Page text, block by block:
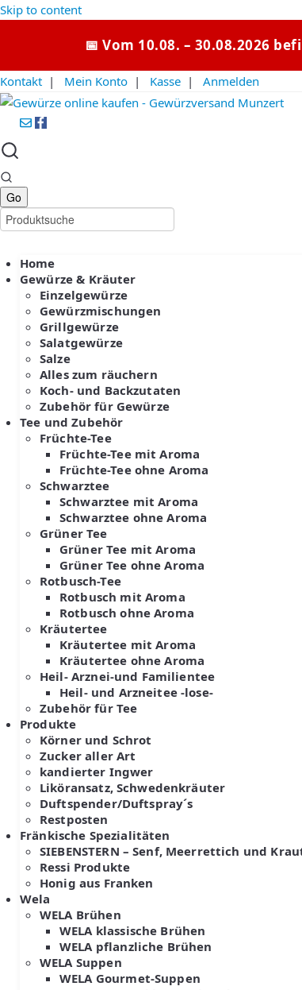
Skip to content
📅 Vom 10.08. – 30.08.2026
Kontakt | Mein Konto | Kasse | Anmelden
Home
Gewürze & Kräuter
Einzelgewürze
Gewürzmischungen
Grillgewürze
Salatgewürze
Salze
Alles zum räuchern
Koch- und Backzutaten
Zubehör für Gewürze
Tee und Zubehör
Früchte-Tee
Früchte-Tee mit Aroma
Früchte-Tee ohne Aroma
Schwarztee
Schwarztee mit Aroma
Schwarztee ohne Aroma
Grüner Tee
Grüner Tee mit Aroma
Grüner Tee ohne Aroma
Rotbusch-Tee
Rotbusch mit Aroma
Rotbusch ohne Aroma
Kräutertee
Kräutertee mit Aroma
Kräutertee ohne Aroma
Heil- Arznei-und Familientee
Heil- und Arzneitee -lose-
Zubehör für Tee
Produkte
Körner und Schrot
Zucker aller Art
kandierter Ingwer
Liköransatz, Schwedenkräuter
Duftspender/Duftspray´s
Restposten
Fränkische Spezialitäten
SIEBENSTERN – Senf, Meerrettich und
Ressi Produkte
Honig aus Franken
Wela
WELA Brühen
WELA klassische Brühen
WELA pflanzliche Brühen
WELA Suppen
WELA Gourmet-Suppen